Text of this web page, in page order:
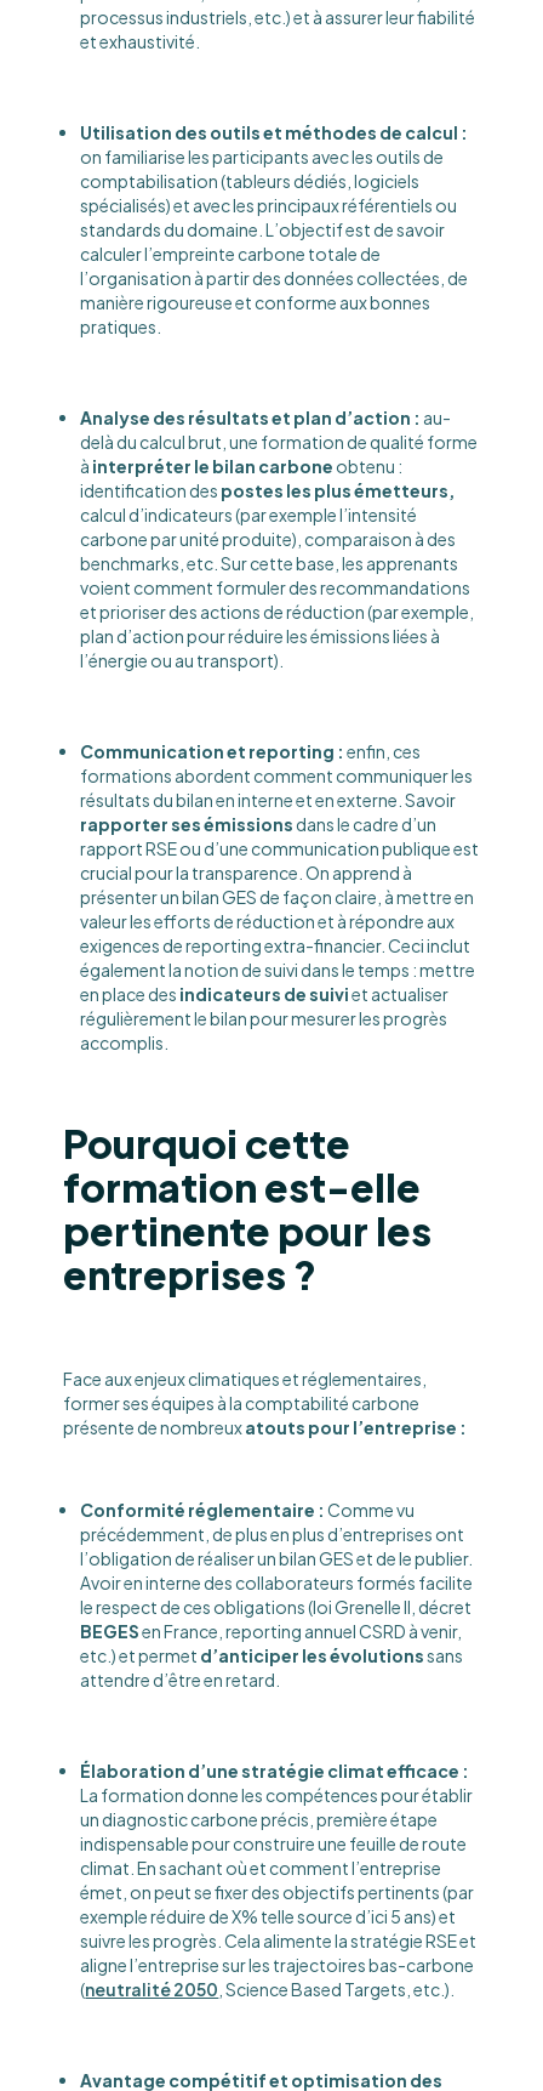
processus industriels, etc.) et à assurer leur fiabilité
et exhaustivité​.
Utilisation des outils et méthodes de calcul :
on familiarise les participants avec les outils de
comptabilisation (tableurs dédiés, logiciels
spécialisés) et avec les principaux référentiels ou
standards du domaine. L’objectif est de savoir
calculer l’empreinte carbone totale de
l’organisation à partir des données collectées, de
manière rigoureuse et conforme aux bonnes
pratiques.
Analyse des résultats et plan d’action : au-
delà du calcul brut, une formation de qualité forme
à interpréter le bilan carbone obtenu :
identification des postes les plus émetteurs,
calcul d’indicateurs (par exemple l’intensité
carbone par unité produite), comparaison à des
benchmarks, etc. Sur cette base, les apprenants
voient comment formuler des recommandations
et prioriser des actions de réduction (par exemple,
plan d’action pour réduire les émissions liées à
l’énergie ou au transport)​.
Communication et reporting : enfin, ces
formations abordent comment communiquer les
résultats du bilan en interne et en externe. Savoir
rapporter ses émissions dans le cadre d’un
rapport RSE ou d’une communication publique est
crucial pour la transparence. On apprend à
présenter un bilan GES de façon claire, à mettre en
valeur les efforts de réduction et à répondre aux
exigences de reporting extra-financier​. Ceci inclut
également la notion de suivi dans le temps : mettre
en place des indicateurs de suiviet actualiser
régulièrement le bilan pour mesurer les progrès
accomplis.
Pourquoi cette
formation est-elle
pertinente pour les
entreprises ?
Face aux enjeux climatiques et réglementaires,
former ses équipes à la comptabilité carbone
présente de nombreuxatouts pour l’entreprise :
Conformité réglementaire : Comme vu
précédemment, de plus en plus d’entreprises ont
l’obligation de réaliser un bilan GES et de le publier.
Avoir en interne des collaborateurs formés facilite
le respect de ces obligations (loi Grenelle II, décret
BEGESen France, reporting annuel CSRD à venir,
etc.) et permet d’anticiper les évolutionssans
attendre d’être en retard​.
Élaboration d’une stratégie climat efficace :
La formation donne les compétences pour établir
un diagnostic carbone précis, première étape
indispensable pour construire une feuille de route
climat. En sachant où et comment l’entreprise
émet, on peut se fixer des objectifs pertinents (par
exemple réduire de X% telle source d’ici 5 ans) et
suivre les progrès. Cela alimente la stratégie RSE et
aligne l’entreprise sur les trajectoires bas-carbone
(neutralité 2050 , Science Based Targets, etc.).
Avantage compétitif et optimisation des